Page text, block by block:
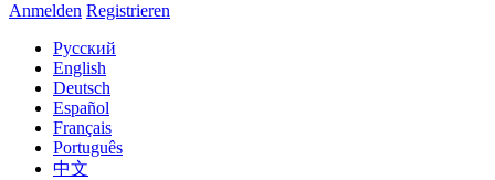
Anmelden Registrieren
Русский
English
Deutsch
Español
Français
Português
中文